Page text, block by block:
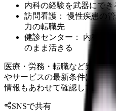
内科の経験を武器にでき
訪問看護： 慢性疾患の
力の転職先
健診センター： 内科の
のまま活きる
医療・労務・転職など判断に
やサービスの最新条件は公的
情報もあわせて確認してくだ
SNSで共有